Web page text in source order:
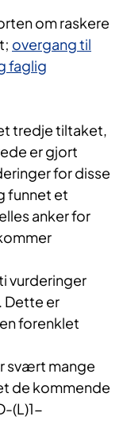
om raskere
overgang til
faglig
tredje tiltaket,
er gjort
for disse
funnet et
anker for
vurderinger
Dette er
forenklet
svært mange
de kommende
(L)1-